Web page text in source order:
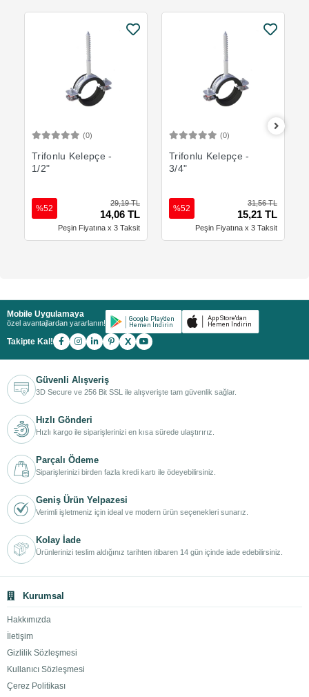
(0)
Trifonlu Kelepçe -
1/2"
29,19 TL
14,06 TL
%52
Peşin Fiyatına x 3 Taksit
(0)
Trifonlu Kelepçe -
3/4"
31,56 TL
15,21 TL
%52
Peşin Fiyatına x 3 Taksit
Mobile Uygulamaya
özel avantajlardan yararlanın!
Takipte Kal! X
Güvenli Alışveriş
3D Secure ve 256 Bit SSL ile alışverişte tam güvenlik sağlar.
Hızlı Gönderi
Hızlı kargo ile siparişlerinizi en kısa sürede ulaştırırız.
Parçalı Ödeme
Siparişlerinizi birden fazla kredi kartı ile ödeyebilirsiniz.
Geniş Ürün Yelpazesi
Verimli işletmeniz için ideal ve modern ürün seçenekleri sunarız.
Kolay İade
Ürünlerinizi teslim aldığınız tarihten itibaren 14 gün içinde iade edebilirsiniz.
Kurumsal
Hakkımızda
İletişim
Gizlilik Sözleşmesi
Kullanıcı Sözleşmesi
Çerez Politikası